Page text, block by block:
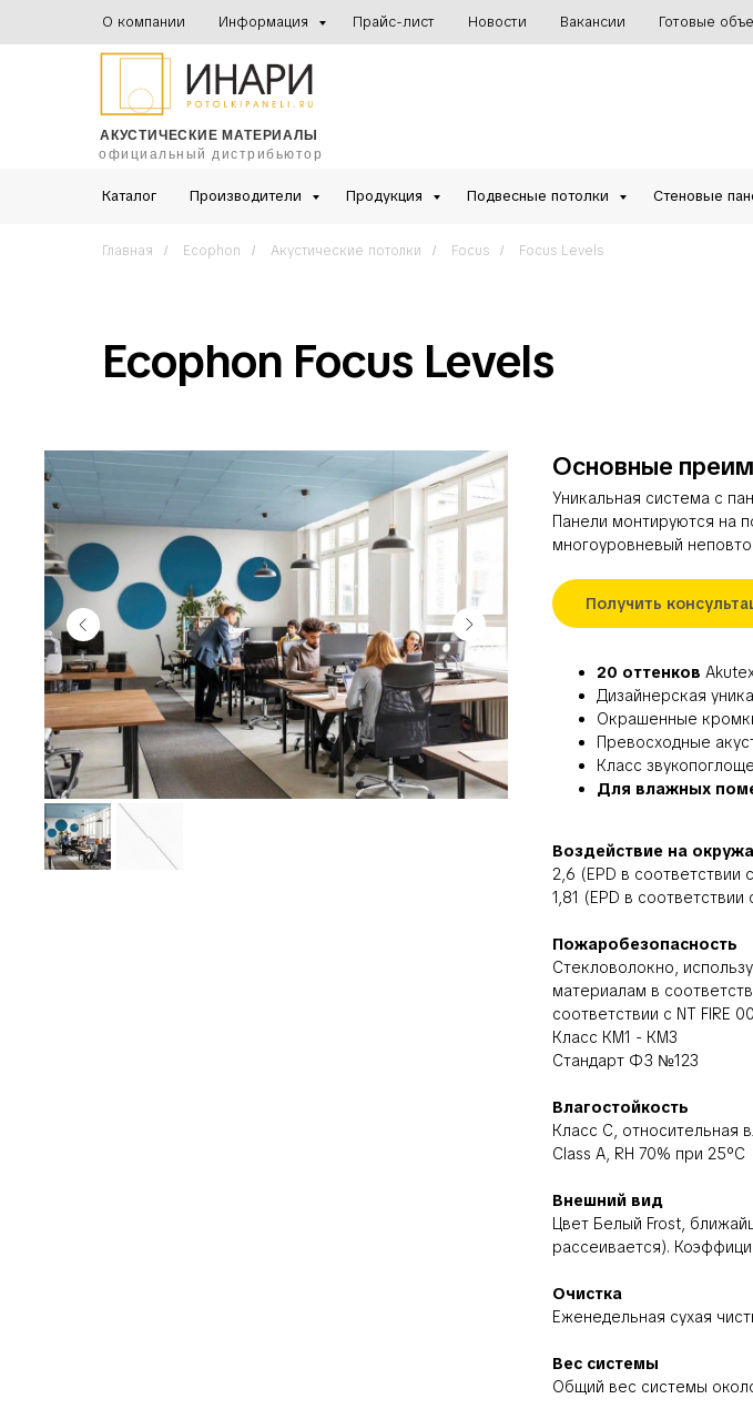
О компании Информация Прайс-лист Новости Вакансии Готовые
АКУСТИЧЕСКИЕ МАТЕРИАЛЫ
официальный дистрибьютор
Каталог Производители Продукция Подвесные потолки Стеновые
Главная / Ecophon / Акустические потолки / Focus / Focus Levels
Ecophon Focus Levels
Основные
Уникальная система с
Панели монтируются на
многоуровневый
Получить
20 оттенков
Дизайнерская
Окрашенные
Превосходные
Класс
Для влажных
Воздействие на
2,6 (EPD в соответствии
1,81 (EPD в соответствии
Пожаробезопасность
Стекловолокно,
материалам в
соответствии с NT FIRE
Класс КМ1 - КМ3
Стандарт ФЗ №123
Влагостойкость
Класс C, относительная
Class A, RH 70% при 25°C
Внешний вид
Цвет Белый Frost,
рассеивается).
Очистка
Еженедельная сухая
Вес системы
Общий вес системы